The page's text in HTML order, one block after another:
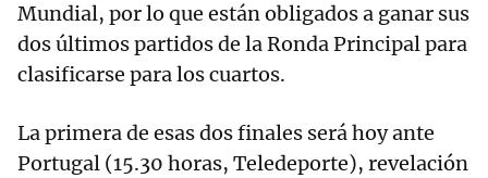
Mundial, por lo que están obligados a ganar sus
dos últimos partidos de la Ronda Principal para
clasificarse para los cuartos.
La primera de esas dos finales será hoy ante
Portugal (15.30 horas, Teledeporte), revelación